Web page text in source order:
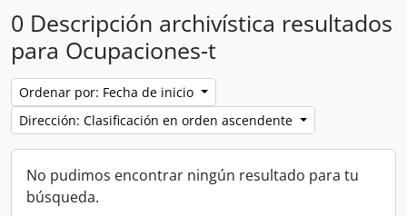
0 Descripción archivística resultados
para Ocupaciones-t
Ordenar por: Fecha de inicio
Dirección: Clasificación en orden ascendente
No pudimos encontrar ningún resultado para tu
búsqueda.